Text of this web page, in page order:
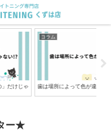
歯は場所によって色が違う
ー★